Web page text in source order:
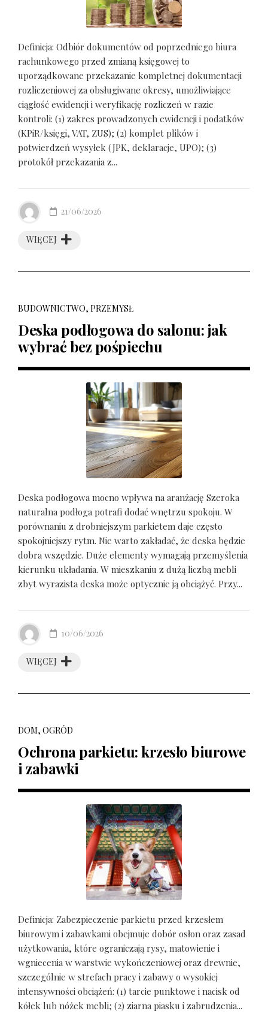
Definicja: Odbiór dokumentów od poprzedniego biura
rachunkowego przed zmianą księgowej to
uporządkowane przekazanie kompletnej dokumentacji
rozliczeniowej za obsługiwane okresy, umożliwiające
ciągłość ewidencji i weryfikację rozliczeń w razie
kontroli: (1) zakres prowadzonych ewidencji i podatków
(KPiR/księgi, VAT, ZUS); (2) komplet plików i
potwierdzeń wysyłek (JPK, deklaracje, UPO); (3)
protokół przekazania z...
WIĘCEJ
21/06/2026
BUDOWNICTWO, PRZEMYSŁ
Deska podłogowa do salonu: jak
wybrać bez pośpiechu
Deska podłogowa mocno wpływa na aranżację Szeroka
naturalna podłoga potrafi dodać wnętrzu spokoju. W
porównaniu z drobniejszym parkietem daje często
spokojniejszy rytm. Nie warto zakładać, że deska będzie
dobra wszędzie. Duże elementy wymagają przemyślenia
kierunku układania. W mieszkaniu z dużą liczbą mebli
zbyt wyrazista deska może optycznie ją obciążyć. Przy...
WIĘCEJ
10/06/2026
DOM, OGRÓD
Ochrona parkietu: krzesło biurowe
i zabawki
Definicja: Zabezpieczenie parkietu przed krzesłem
biurowym i zabawkami obejmuje dobór osłon oraz zasad
użytkowania, które ograniczają rysy, matowienie i
wgniecenia w warstwie wykończeniowej oraz drewnie,
szczególnie w strefach pracy i zabawy o wysokiej
intensywności obciążeń: (1) tarcie punktowe i nacisk od
kółek lub nóżek mebli; (2) ziarna piasku i zabrudzenia...